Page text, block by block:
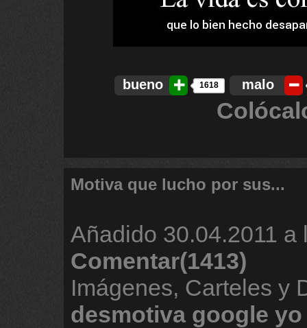
bueno 1618 malo
Motiva que lucho por sus...
Añadido 30.04.2011 a
Comentar(1413)
Imágenes, Carteles y
desmotiva google yo